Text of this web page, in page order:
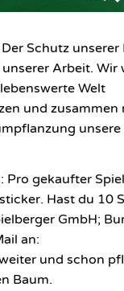
Schutz unserer
Arbeit. Wir
Welt
und zusammen
unsere
Pro gekaufter
Hast du 10
GmbH;
an:
und schon
Baum.